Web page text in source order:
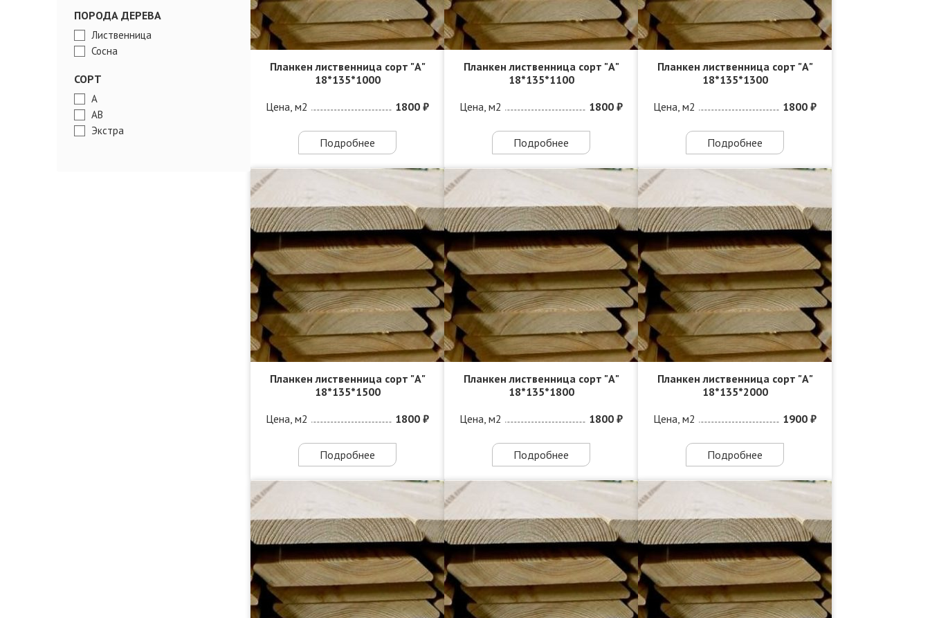
ПОРОДА ДЕРЕВА
Лиственница
Сосна
СОРТ
A
АВ
Экстра
Планкен лиственница сорт "А"
18*135*1000
Цена, м2
1800 ₽
Подробнее
Планкен лиственница сорт "А"
18*135*1100
Цена, м2
1800 ₽
Подробнее
Планкен лиственница сорт "А"
18*135*1300
Цена, м2
1800 ₽
Подробнее
Планкен лиственница сорт "А"
18*135*1500
Цена, м2
1800 ₽
Подробнее
Планкен лиственница сорт "А"
18*135*1800
Цена, м2
1800 ₽
Подробнее
Планкен лиственница сорт "А"
18*135*2000
Цена, м2
1900 ₽
Подробнее